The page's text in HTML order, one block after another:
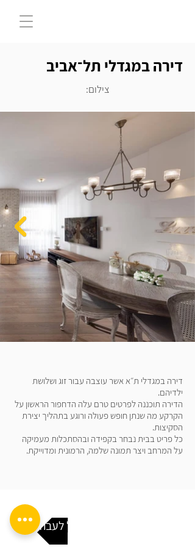
דירה במגדלי תל־אביב
צילום:
דירה במגדלי ת״א אשר עוצבה עבור זוג ושלושת
ילדיהם.
הדירה תוכננה לפרטים טרם עלה הדחפור הראשון על
הקרקע מה שנתן חופש פעולה ורוגע בתהליך יצירת
הסקיצות.
כל פריט בבית נבחר בקפידה ובהסתכלות מעמיקה
על המרחב ויצר תמונה שלמה, הרמונית ומדוייקת.
בואו נתחיל לעבוד